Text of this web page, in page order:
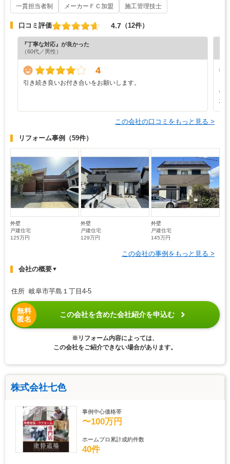
一貫担当者制 メーカーＦＣ加盟 施工管理技士
口コミ評価 4.7 （12件）
『丁寧な対応』が良かった
（60代／男性）
4
引き続き良いお付き合いをお願いします。
や
た
この会社の口コミをもっと見る >
リフォーム事例 （59件）
外壁
戸建住宅
125万円
外壁
戸建住宅
129万円
外壁
戸建住宅
145万円
この会社の事例をもっと見る >
会社の概要▼
住所 岐阜市芋島１丁目4-5
無料
匿名
この会社を含めた会社紹介を申込む
※リフォーム内容によっては、
この会社をご紹介できない場合があります。
株式会社七色
事例中心価格帯
〜100万円
ホームプロ累計成約件数
40件